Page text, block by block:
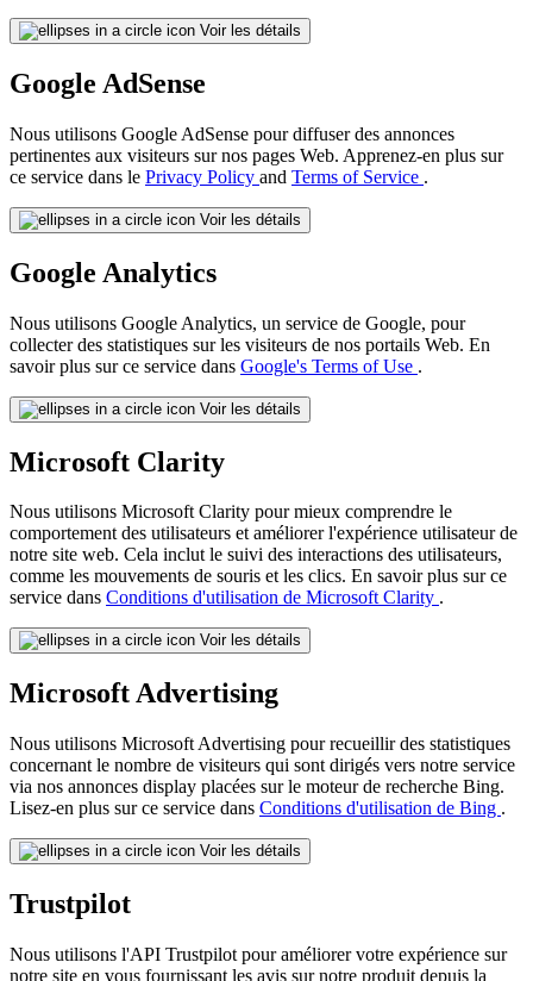
Voir les détails
Google AdSense
Nous utilisons Google AdSense pour diffuser des annonces
pertinentes aux visiteurs sur nos pages Web. Apprenez-en plus sur
ce service dans le Privacy Policy and Terms of Service .
Voir les détails
Google Analytics
Nous utilisons Google Analytics, un service de Google, pour
collecter des statistiques sur les visiteurs de nos portails Web. En
savoir plus sur ce service dans Google's Terms of Use .
Voir les détails
Microsoft Clarity
Nous utilisons Microsoft Clarity pour mieux comprendre le
comportement des utilisateurs et améliorer l'expérience utilisateur de
notre site web. Cela inclut le suivi des interactions des utilisateurs,
comme les mouvements de souris et les clics. En savoir plus sur ce
service dans Conditions d'utilisation de Microsoft Clarity .
Voir les détails
Microsoft Advertising
Nous utilisons Microsoft Advertising pour recueillir des statistiques
concernant le nombre de visiteurs qui sont dirigés vers notre service
via nos annonces display placées sur le moteur de recherche Bing.
Lisez-en plus sur ce service dans Conditions d'utilisation de Bing .
Voir les détails
Trustpilot
Nous utilisons l'API Trustpilot pour améliorer votre expérience sur
notre site en vous fournissant les avis sur notre produit depuis la